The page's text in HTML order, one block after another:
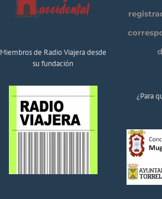
Miembros de Radio Viajera desde
su fundación
¿Para